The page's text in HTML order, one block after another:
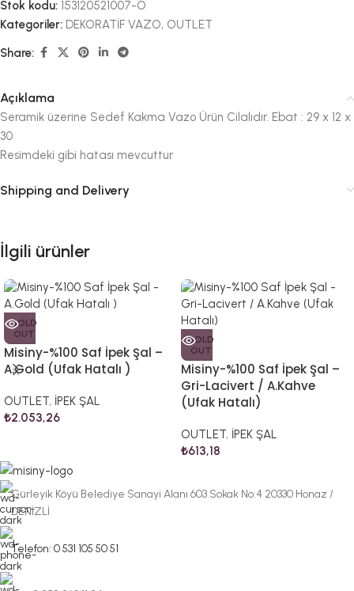
Stok kodu: 153120521007-O
Kategoriler: DEKORATİF VAZO, OUTLET
Share:
Açıklama
Seramik üzerine Sedef Kakma Vazo Ürün Cilalıdır. Ebat : 29 x 12 x
30
Resimdeki gibi hatası mevcuttur
Shipping and Delivery
İlgili ürünler
SOLD
OUT
Misiny-%100 Saf İpek Şal –
A.Gold (Ufak Hatalı )
OUTLET, İPEK ŞAL
₺2.053,26
SOLD
OUT
Misiny-%100 Saf İpek Şal –
Gri-Lacivert / A.Kahve
(Ufak Hatalı)
OUTLET, İPEK ŞAL
₺613,18
Gürleyik Köyü Belediye Sanayi Alanı 603 Sokak No:4 20330 Honaz /
DENİZLİ
Telefon: 0 531 105 50 51